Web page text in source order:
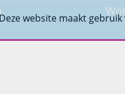
Deze website maakt gebruik